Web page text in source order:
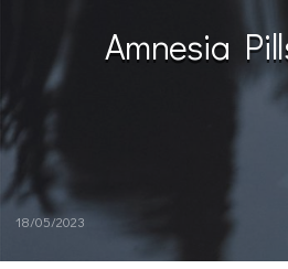
Amnesia
18/05/2023